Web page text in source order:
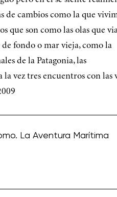
de cambios como la que
que son como las olas que
de fondo o mar vieja, como la
de la Patagonia, las
vez tres encuentros con las
La Aventura Marítima